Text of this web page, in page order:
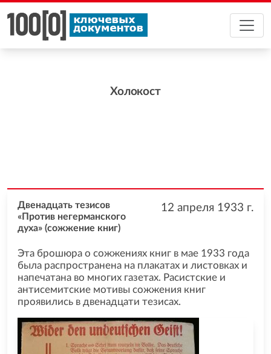
Холокост
12 апреля 1933 г.
Двенадцать тезисов
«Против негерманского
духа» (сожжение книг)
Эта брошюра о сожжениях книг в мае 1933 года
была распространена на плакатах и листовках и
напечатана во многих газетах. Расистские и
антисемитские мотивы сожжения книг
проявились в двенадцати тезисах.